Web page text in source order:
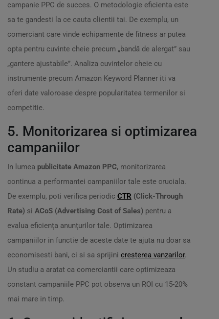
campanie PPC de succes. O metodologie eficienta este
sa te gandesti la ce cauta clientii tai. De exemplu, un
comerciant care vinde echipamente de fitness ar putea
opta pentru cuvinte cheie precum „bandă de alergat” sau
„gantere ajustabile”. Analiza cuvintelor cheie cu
instrumente precum Amazon Keyword Planner iti va
oferi date valoroase despre popularitatea termenilor si
competitie.
5. Monitorizarea si optimizarea
campaniilor
In lumea publicitate Amazon PPC, monitorizarea
continua a performantei campaniilor tale este cruciala.
De exemplu, poti verifica periodic CTR (Click-Through
Rate) si ACoS (Advertising Cost of Sales) pentru a
evalua eficiența anunțurilor tale. Optimizarea
campaniilor in functie de aceste date te ajuta nu doar sa
economisesti bani, ci si sa sprijini cresterea vanzarilor.
Un studiu a aratat ca comerciantii care optimizeaza
constant campaniile PPC pot observa un ROI cu 15-20%
mai mare in timp.